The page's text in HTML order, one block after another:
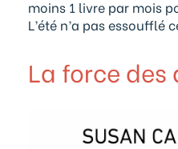
moins 1 livre par mois
L’été n’a pas essoufflé
La force